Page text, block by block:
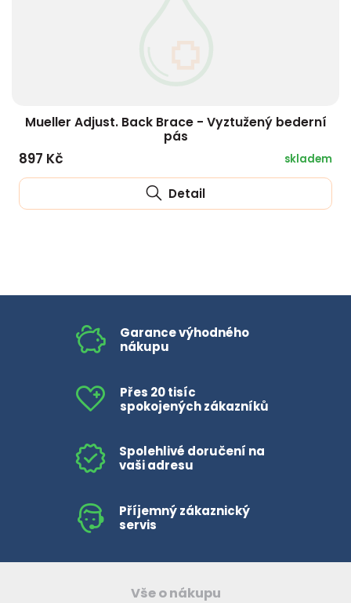
DETOXIKAČNÍ OČISTA ORGANISMU
Mueller Adjust. Back Brace - Vyztužený bederní
pás
897 Kč skladem
Detail
Garance výhodného
nákupu
Přes 20 tisíc
spokojených zákazníků
Spolehlivé doručení na
vaši adresu
Příjemný zákaznický
servis
Vše o nákupu